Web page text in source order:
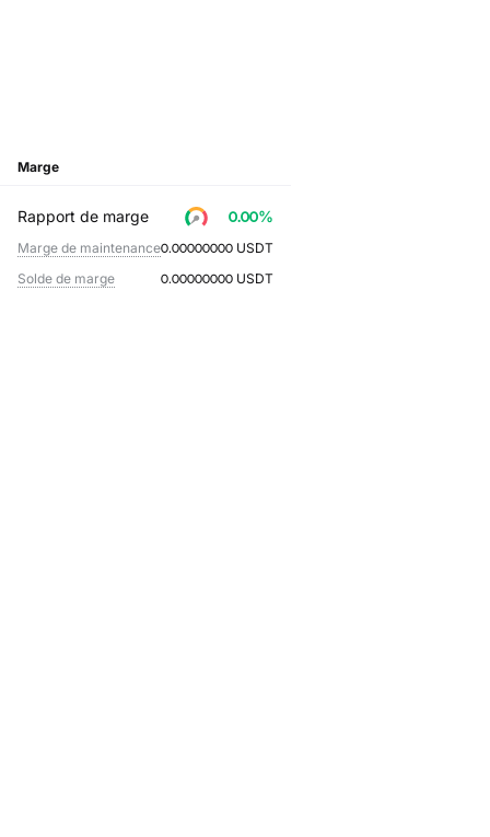
Marge
Rapport de marge 0.00%
Marge de maintenance0.00000000 USDT
Solde de marge
0.00000000 USDT